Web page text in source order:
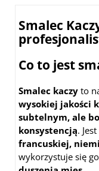
Smalec
Co to jest
Smalec kaczy to
wysokiej jakości
subtelnym, ale
konsystencją.
francuskiej,
wykorzystuje się